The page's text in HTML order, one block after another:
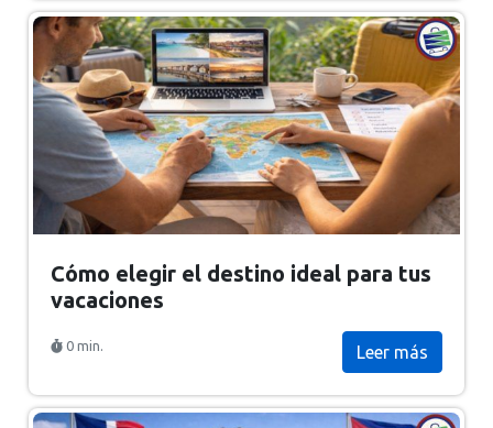
Cómo elegir el destino ideal para tus
vacaciones
0 min. Leer más